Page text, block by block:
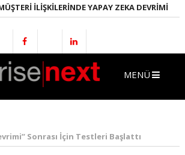
İLIŞKILERINDE YAPAY ZEKA DEVRIMI
MENÜ
Sonrası İçin Testleri Başlattı